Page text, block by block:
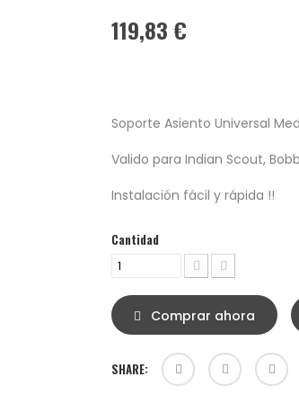
119,83 €
Soporte Asiento Universal
Valido para Indian Scout,
Instalación fácil y rápida !!
Cantidad
Comprar ahora
SHARE: